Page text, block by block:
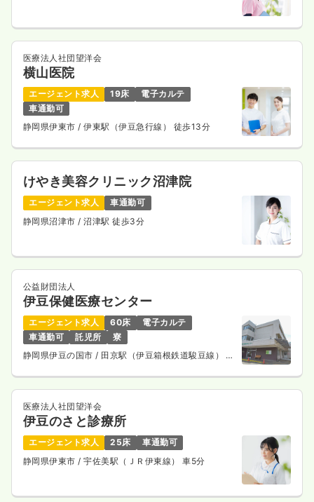
医療法人社団望洋会
横山医院
エージェント求人 19床
電子カルテ
車通勤可
静岡県伊東市 / 伊東駅（伊豆急行線） 徒歩13分
けやき美容クリニック沼津院
エージェント求人
車通勤可
静岡県沼津市 / 沼津駅 徒歩3分
公益財団法人
伊豆保健医療センター
エージェント求人 60床
電子カルテ
車通勤可
託児所
寮
静岡県伊豆の国市 / 田京駅（伊豆箱根鉄道駿豆線） 徒
医療法人社団望洋会
伊豆のさと診療所
エージェント求人 25床
車通勤可
静岡県伊東市 / 宇佐美駅（ＪＲ伊東線） 車5分